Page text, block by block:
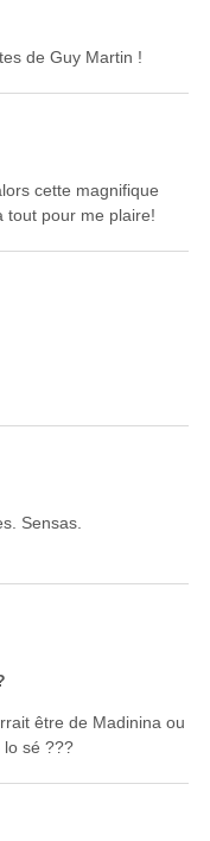
de Guy Martin !
cette magnifique
tout pour me plaire!
Sensas.
être de Madinina ou
sé ???